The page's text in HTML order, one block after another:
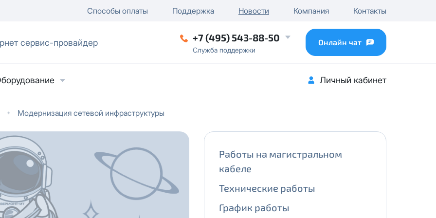
Способы оплаты Поддержка Новости Компания Контакты
сервис-провайдер +7 (495) 543-88-50
Служба поддержки
Онлайн чат
Личный кабинет
Модернизация сетевой инфраструктуры
Работы на магистральном
кабеле
Технические работы
График работы
на обработку персональных данныхв
сПолитикой в отношении обработки
данных
лицо
/ отключение публичного IP
...